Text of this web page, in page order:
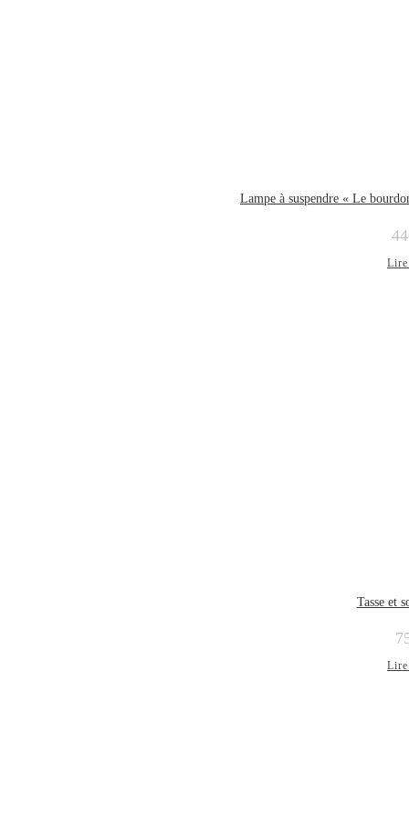
Lampe à suspendre « Le
Tasse et